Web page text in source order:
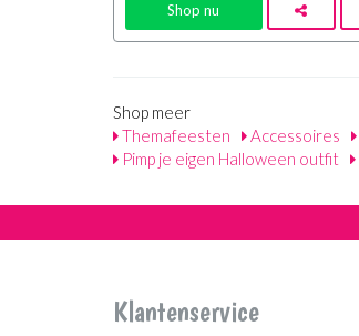
Shop nu
Shop meer
Themafeesten
Accessoires
Pimp je eigen Halloween outfit
Klantenservice